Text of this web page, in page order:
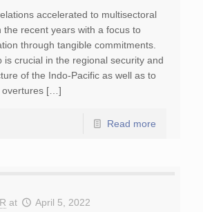
accelerated to multisectoral
the recent years with a focus to
through tangible commitments.
is crucial in the regional security and
of the Indo-Pacific as well as to
overtures […]
Read more
at April 5, 2022